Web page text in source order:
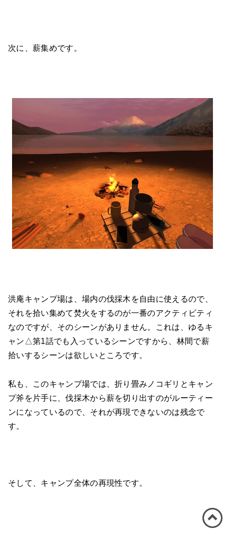
次に、薪集めです。
洪庵キャンプ場は、場内の伐採木を自由に使えるので、
それを拾い集めて焚火をするのが一番のアクティビティ
なのですが、そのシーンがありません。これは、ゆるキ
ャン△第1話でも入っているシーンですから、林間で薪
拾いするシーンは欲しいところです。
私も、このキャンプ場では、折り畳みノコギリとキャン
プ斧を片手に、伐採木から薪を切り出すのがルーティー
ンになっているので、それが再現できないのは残念で
す。
そして、キャンプ全体の再現性です。